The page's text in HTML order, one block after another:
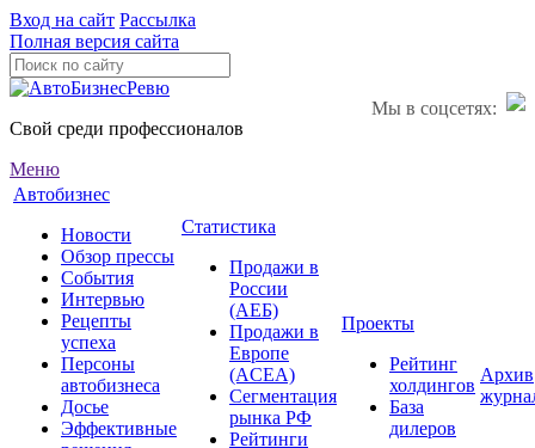
Вход на сайт Рассылка
Полная версия сайта
Мы в соцсетях:
Свой среди профессионалов
Меню
Автобизнес
Новости
Обзор прессы
События
Интервью
Рецепты
успеха
Персоны
автобизнеса
Досье
Эффективные
Статистика
Продажи в
России
(АЕБ)
Продажи в
Европе
(ACEA)
Сегментация
рынка РФ
Рейтинги
Проекты
Рейтинг
холдингов
База
дилеров
Архив